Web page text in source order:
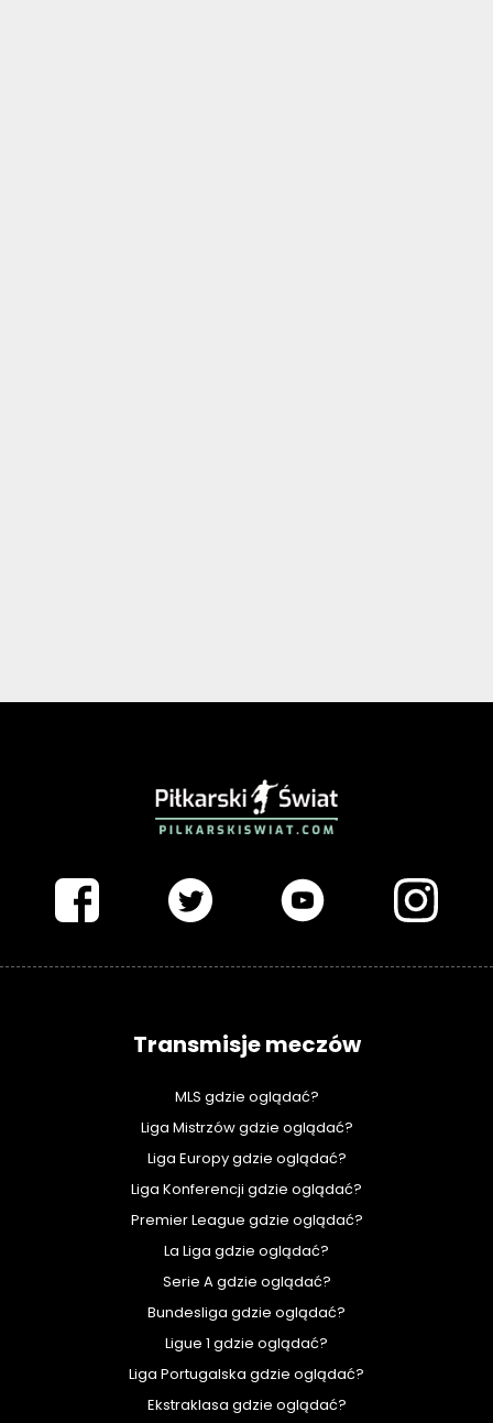
Transmisje meczów
MLS gdzie oglądać?
Liga Mistrzów gdzie oglądać?
Liga Europy gdzie oglądać?
Liga Konferencji gdzie oglądać?
Premier League gdzie oglądać?
La Liga gdzie oglądać?
Serie A gdzie oglądać?
Bundesliga gdzie oglądać?
Ligue 1 gdzie oglądać?
Liga Portugalska gdzie oglądać?
Ekstraklasa gdzie oglądać?